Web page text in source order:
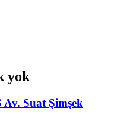
yok
Suat Şimşek